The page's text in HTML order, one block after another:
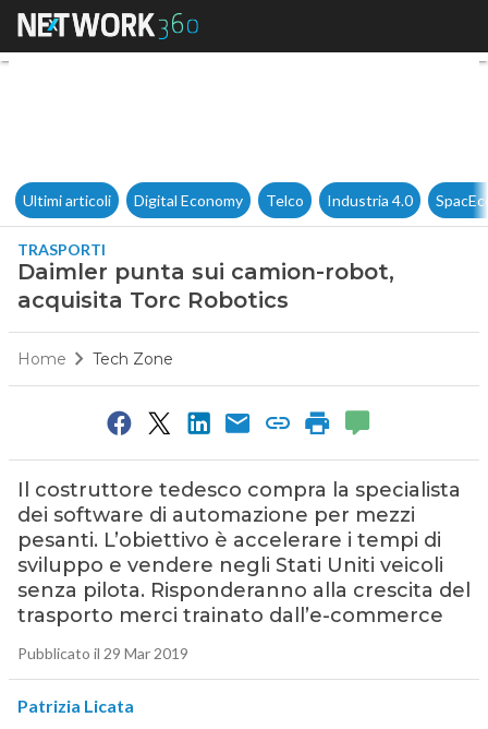
Daimler punta sui camion-
Ultimi articoli Digital Economy Telco Industria 4.0
TRASPORTI
Daimler punta sui camion-robot,
acquisita Torc Robotics
Home Tech Zone
Il costruttore tedesco compra la specialista
dei software di automazione per mezzi
pesanti. L’obiettivo è accelerare i tempi di
sviluppo e vendere negli Stati Uniti veicoli
senza pilota. Risponderanno alla crescita del
trasporto merci trainato dall’e-commerce
Pubblicato il 29 Mar 2019
Patrizia Licata